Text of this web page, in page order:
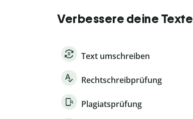
Verbessere deine Texte
Text umschreiben
Rechtschreibprüfung
Plagiatsprüfung